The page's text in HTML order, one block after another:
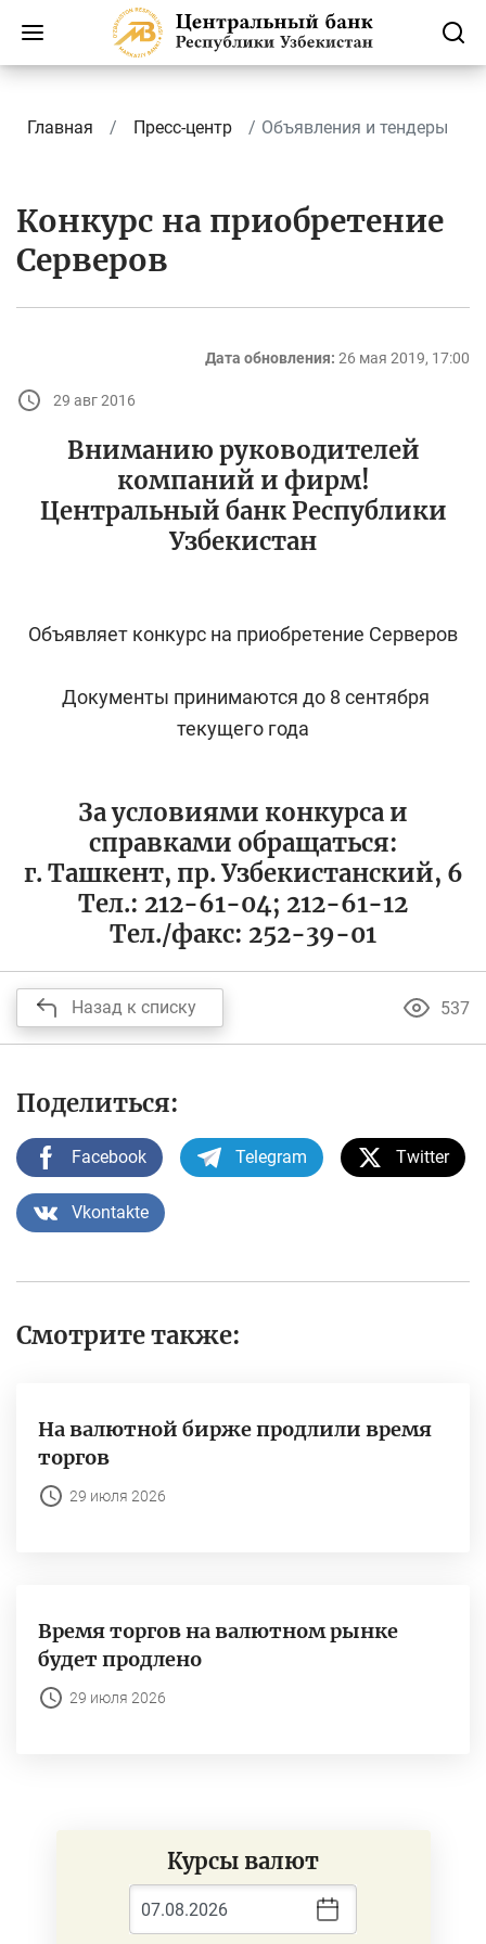
Главная Пресс-центр Объявления и тендеры
Конкурс на приобретение
Серверов
Дата обновления: 26 мая 2019, 17:00
29 авг 2016
Вниманию руководителей
компаний и фирм!
Центральный банк Республики
Узбекистан
Объявляет конкурс на приобретение Серверов
Документы принимаются до 8 сентября
текущего года
За условиями конкурса и
справками обращаться:
г. Ташкент, пр. Узбекистанский, 6
Тел.: 212-61-04; 212-61-12
Тел./факс: 252-39-01
Назад к списку 537
Поделиться:
Facebook Telegram Twitter
Vkontakte
Смотрите также:
На валютной бирже продлили время
торгов
29 июля 2026
Время торгов на валютном рынке
будет продлено
29 июля 2026
Курсы валют